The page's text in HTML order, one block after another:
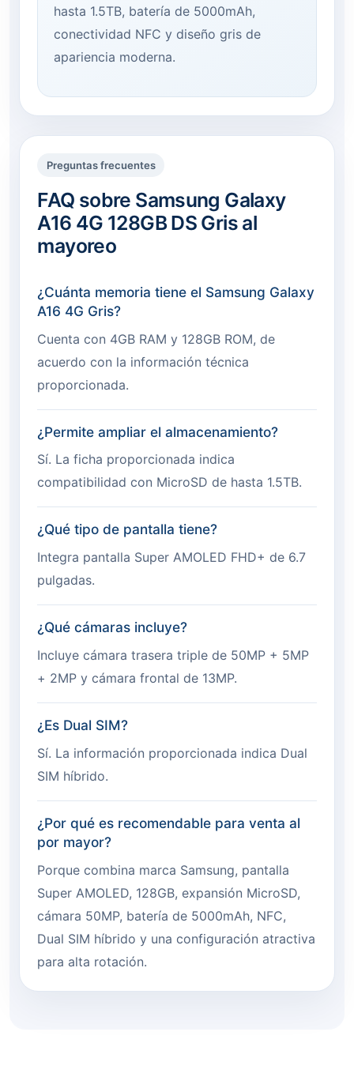
hasta 1.5TB, batería de 5000mAh,
conectividad NFC y diseño gris de
apariencia moderna.
Preguntas frecuentes
FAQ sobre Samsung Galaxy
A16 4G 128GB DS Gris al
mayoreo
¿Cuánta memoria tiene el Samsung Galaxy
A16 4G Gris?
Cuenta con 4GB RAM y 128GB ROM, de
acuerdo con la información técnica
proporcionada.
¿Permite ampliar el almacenamiento?
Sí. La ficha proporcionada indica
compatibilidad con MicroSD de hasta 1.5TB.
¿Qué tipo de pantalla tiene?
Integra pantalla Super AMOLED FHD+ de 6.7
pulgadas.
¿Qué cámaras incluye?
Incluye cámara trasera triple de 50MP + 5MP
+ 2MP y cámara frontal de 13MP.
¿Es Dual SIM?
Sí. La información proporcionada indica Dual
SIM híbrido.
¿Por qué es recomendable para venta al
por mayor?
Porque combina marca Samsung, pantalla
Super AMOLED, 128GB, expansión MicroSD,
cámara 50MP, batería de 5000mAh, NFC,
Dual SIM híbrido y una configuración atractiva
para alta rotación.